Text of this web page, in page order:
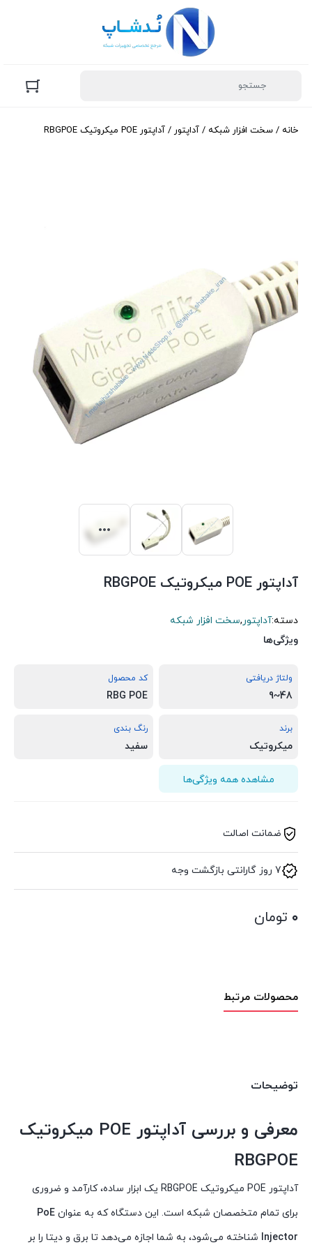
خانه / سخت افزار شبکه / آداپتور / آداپتور POE میکروتیک RBGPOE
آداپتور POE میکروتیک RBGPOE
دسته:آداپتور,سخت افزار شبکه
ویژگی‌ها
ولتاژ دریافتی
48~9
کد محصول
RBG POE
برند
میکروتیک
رنگ بندی
سفید
مشاهده همه ویژگی‌ها
ضمانت اصالت
7 روز گارانتی بازگشت وجه
۰ تومان
محصولات مرتبط
توضیحات
معرفی و بررسی آداپتور POE میکروتیک
RBGPOE
آداپتور POE میکروتیک RBGPOE یک ابزار ساده، کارآمد و ضروری
برای تمام متخصصان شبکه است. این دستگاه که به عنوان PoE
Injector شناخته می‌شود، به شما اجازه می‌دهد تا برق و دیتا را بر